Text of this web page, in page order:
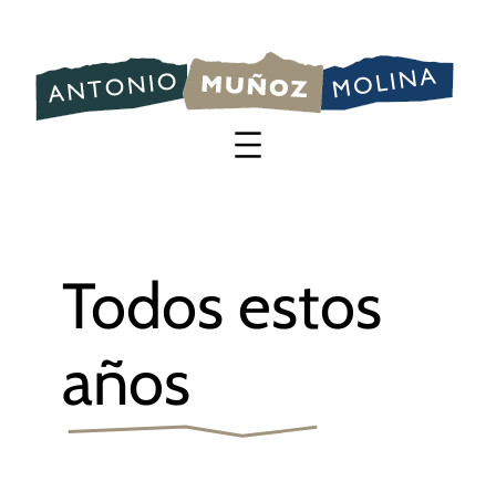
contenido
Todos estos
años